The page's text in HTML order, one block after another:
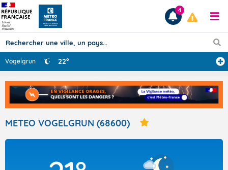
Prévisions
TOUS LES RÉSULTATS
Articles
4
Vogelgrun 22°
METEO VOGELGRUN (68600)